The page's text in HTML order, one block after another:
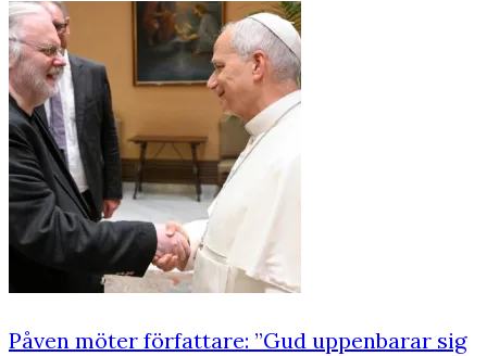
Påven möter författare: ”Gud uppenbarar sig